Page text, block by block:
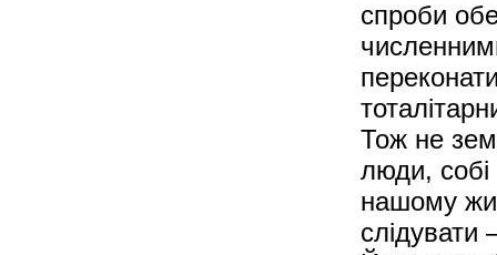
спроби
Тож не
люди,
нашому
слідувати